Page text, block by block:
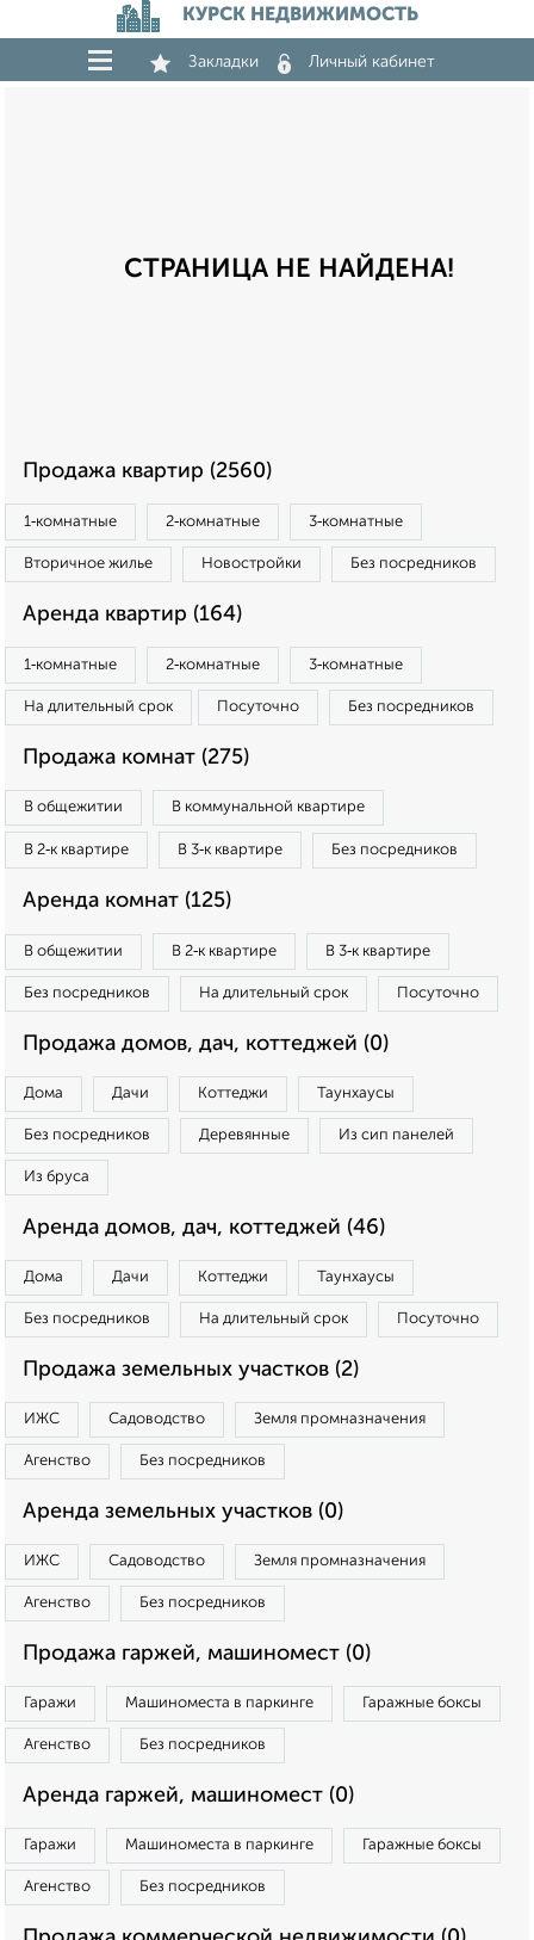
КУРСК НЕДВИЖИМОСТЬ
Закладки Личный кабинет
СТРАНИЦА НЕ НАЙДЕНА!
Продажа квартир (2560)
1‑комнатные 2‑комнатные 3‑комнатные
Вторичное жилье Новостройки Без посредников
Аренда квартир (164)
1‑комнатные 2‑комнатные 3‑комнатные
На длительный срок Посуточно Без посредников
Продажа комнат (275)
В общежитии В коммунальной квартире
В 2‑к квартире В 3‑к квартире Без посредников
Аренда комнат (125)
В общежитии В 2‑к квартире В 3‑к квартире
Без посредников На длительный срок Посуточно
Продажа домов, дач, коттеджей (0)
Дома Дачи Коттеджи Таунхаусы
Без посредников Деревянные Из сип панелей
Из бруса
Аренда домов, дач, коттеджей (46)
Дома Дачи Коттеджи Таунхаусы
Без посредников На длительный срок Посуточно
Продажа земельных участков (2)
ИЖС Садоводство Земля промназначения
Агенство Без посредников
Аренда земельных участков (0)
ИЖС Садоводство Земля промназначения
Агенство Без посредников
Продажа гаржей, машиномест (0)
Гаражи Машиноместа в паркинге Гаражные боксы
Агенство Без посредников
Аренда гаржей, машиномест (0)
Гаражи Машиноместа в паркинге Гаражные боксы
Агенство Без посредников